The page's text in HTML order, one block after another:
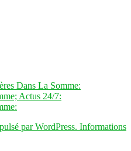
Dans La Somme:
Actus 24/7:
par WordPress. Informations